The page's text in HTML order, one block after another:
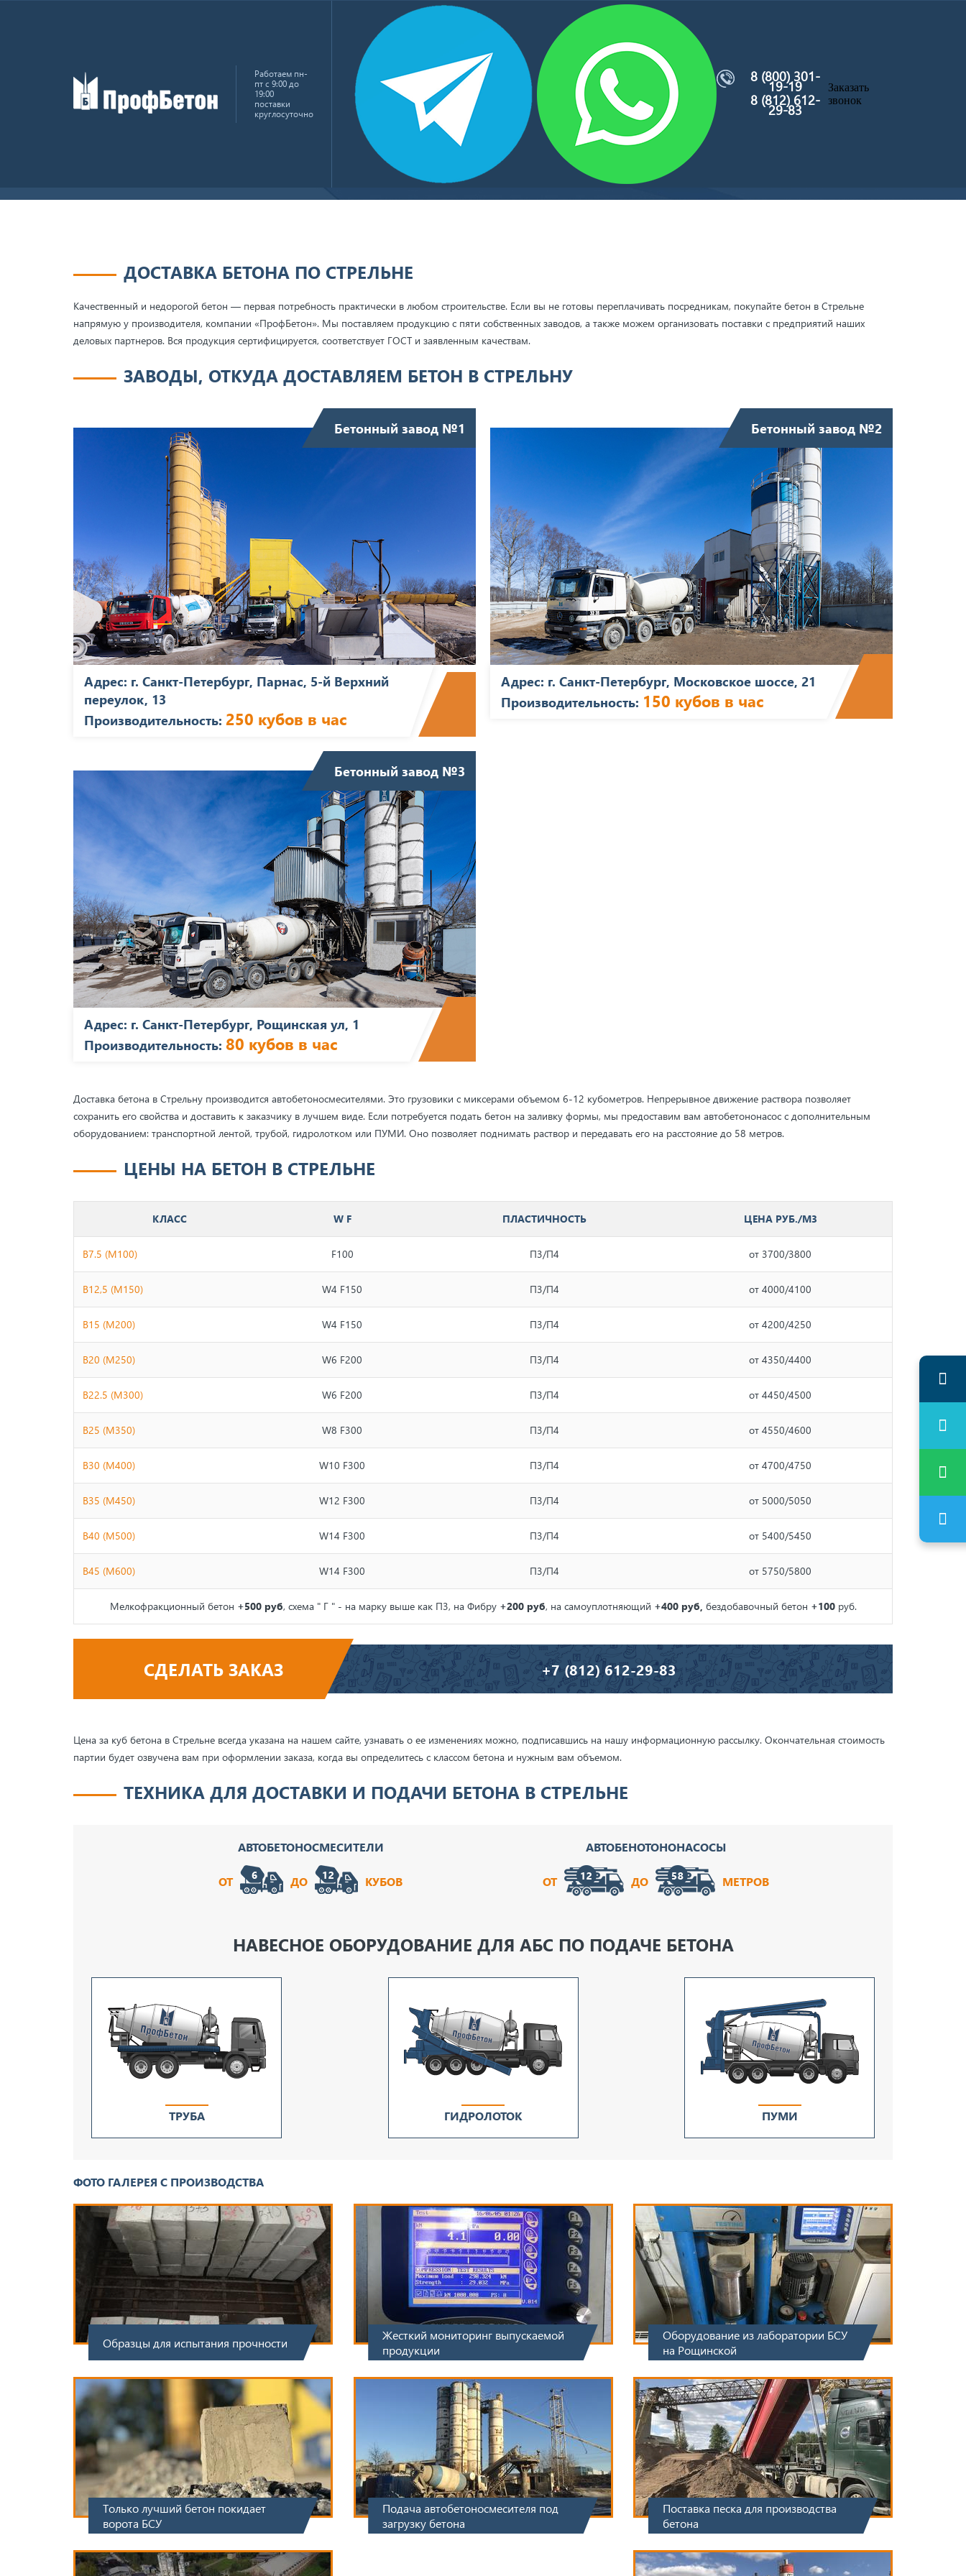
Работаем пн-
пт с 9:00 до
19:00
поставки
круглосуточно
8 (800) 301-
19-19
8 (812) 612-
29-83
Заказать
звонок
БЕТОН ТОВАРНЫЙ КЛИЕНТЫ И ПАРТНЕРЫ КОНТАКТЫ
ДОСТАВКА БЕТОНА ПО СТРЕЛЬНЕ
Качественный и недорогой бетон — первая потребность практически в любом строительстве. Если вы не готовы переплачивать посредникам, покупайте бетон в Стрельне
напрямую у производителя, компании «ПрофБетон». Мы поставляем продукцию с пяти собственных заводов, а также можем организовать поставки с предприятий наших
деловых партнеров. Вся продукция сертифицируется, соответствует ГОСТ и заявленным качествам.
ЗАВОДЫ, ОТКУДА ДОСТАВЛЯЕМ БЕТОН В СТРЕЛЬНУ
Бетонный завод №1
Адрес: г. Санкт-Петербург, Парнас, 5-й Верхний
переулок, 13
Производительность: 250 кубов в час
Бетонный завод №2
Адрес: г. Санкт-Петербург, Московское шоссе, 21
Производительность: 150 кубов в час
Бетонный завод №3
Адрес: г. Санкт-Петербург, Рощинская ул, 1
Производительность: 80 кубов в час
Доставка бетона в Стрельну производится автобетоносмесителями. Это грузовики с миксерами объемом 6-12 кубометров. Непрерывное движение раствора позволяет
сохранить его свойства и доставить к заказчику в лучшем виде. Если потребуется подать бетон на заливку формы, мы предоставим вам автобетононасос с дополнительным
оборудованием: транспортной лентой, трубой, гидролотком или ПУМИ. Оно позволяет поднимать раствор и передавать его на расстояние до 58 метров.
ЦЕНЫ НА БЕТОН В СТРЕЛЬНЕ
КЛАСС W F ПЛАСТИЧНОСТЬ ЦЕНА РУБ./М3
B7.5 (М100) F100 П3/П4 от 3700/3800
B12,5 (М150) W4 F150 П3/П4 от 4000/4100
B15 (М200) W4 F150 П3/П4 от 4200/4250
B20 (М250) W6 F200 П3/П4 от 4350/4400
B22.5 (М300) W6 F200 П3/П4 от 4450/4500
B25 (М350) W8 F300 П3/П4 от 4550/4600
B30 (М400) W10 F300 П3/П4 от 4700/4750
В35 (М450) W12 F300 П3/П4 от 5000/5050
B40 (М500) W14 F300 П3/П4 от 5400/5450
B45 (М600) W14 F300 П3/П4 от 5750/5800
Мелкофракционный бетон +500 руб, схема " Г " - на марку выше как П3, на Фибру +200 руб, на самоуплотняющий +400 руб, бездобавочный бетон +100руб.
СДЕЛАТЬ ЗАКАЗ +7 (812) 612-29-83
Цена за куб бетона в Стрельне всегда указана на нашем сайте, узнавать о ее изменениях можно, подписавшись на нашу информационную рассылку. Окончательная стоимость
партии будет озвучена вам при оформлении заказа, когда вы определитесь с классом бетона и нужным вам объемом.
ТЕХНИКА ДЛЯ ДОСТАВКИ И ПОДАЧИ БЕТОНА В СТРЕЛЬНЕ
АВТОБЕТОНОСМЕСИТЕЛИ
ОТ ДО КУБОВ
АВТОБЕНОТОНОНАСОСЫ
ОТ ДО МЕТРОВ
НАВЕСНОЕ ОБОРУДОВАНИЕ ДЛЯ АБС ПО ПОДАЧЕ БЕТОНА
ТРУБА ГИДРОЛОТОК ПУМИ
ФОТО ГАЛЕРЕЯ С ПРОИЗВОДСТВА
Образцы для испытания прочности
Жесткий мониторинг выпускаемой
продукции
Оборудование из лаборатории БСУ
на Рощинской
Только лучший бетон покидает
ворота БСУ
Подача автобетоносмесителя под
загрузку бетона
Поставка песка для производства
бетона